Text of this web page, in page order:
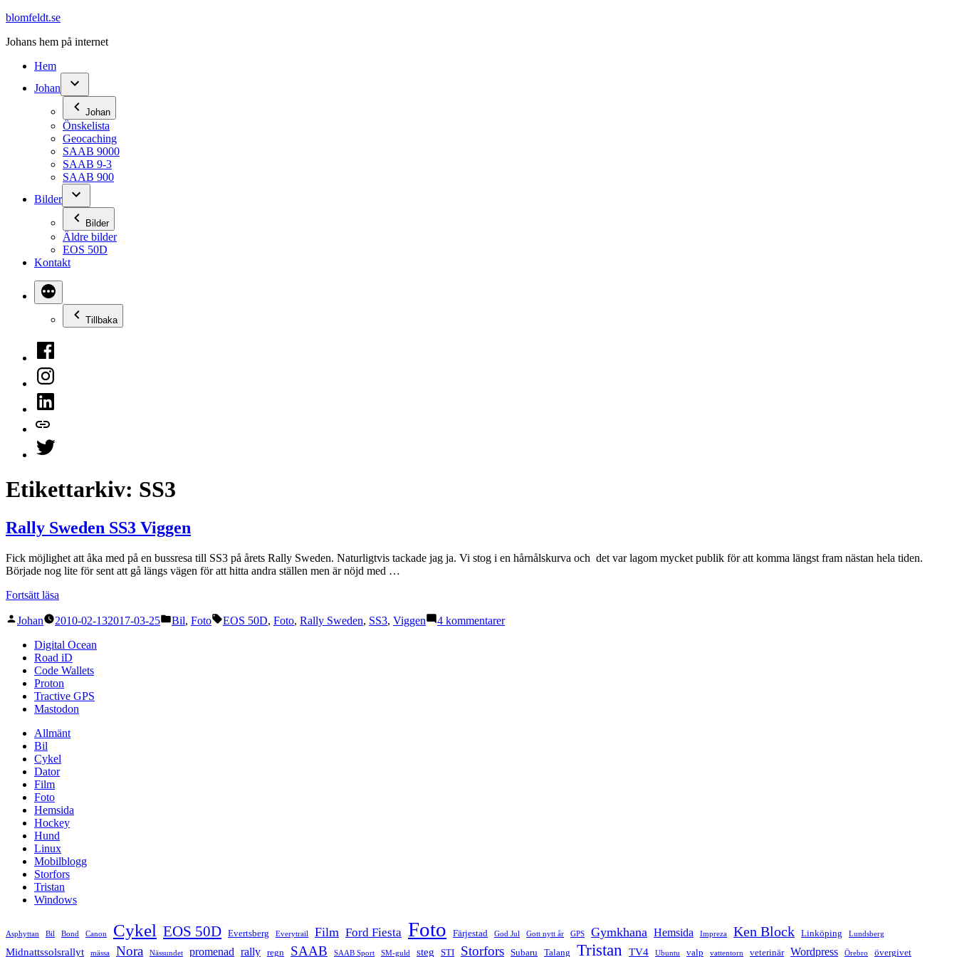
Hoppa
innehåll
blomfeldt.se
Johans hem på internet
Hem
Johan
Johan
Önskelista
Geocaching
SAAB 9000
SAAB 9-3
SAAB 900
Bilder
Bilder
Äldre bilder
EOS 50D
Kontakt
Tillbaka
Facebook
Instagram
LinkedIn
Mastodon
Twitter
Etikettarkiv: SS3
Rally Sweden SS3 Viggen
Fick möjlighet att åka med på en bussresa till SS3 på årets Rally Sweden. Naturligtvis tackade jag ja. Vi stog i en hårnålskurva och det var lagom mycket publik för att komma längst fram nästan hela tiden.
Började nog lite för sent att gå längs vägen för att hitta andra ställen men är nöjd med …
Fortsätt läsa
SS3
Publicerat
Johan 2010-02-132017-03-25
Publicerat
Bil, Foto Etiketter:
EOS 50D, Foto, Rally Sweden, SS3, Viggen 4 kommentarertill
Digital Ocean
Road iD
Code Wallets
Proton
Tractive GPS
Mastodon
Allmänt
Bil
Cykel
Dator
Film
Foto
Hemsida
Hockey
Hund
Linux
Mobilblogg
Storfors
Tristan
Windows
Asphyttan Bil Bond Canon Cykel EOS 50D Evertsberg Everytrail Film Ford Fiesta Foto Färjestad God Jul Gott nytt år GPS Gymkhana Hemsida Impreza Ken Block Linköping Lundsberg
Midnattssolsrallyt mässa Nora Nässundet promenad rally regn SAAB SAAB Sport SM-guld steg STI Storfors Subaru Talang Tristan TV4 Ubuntu valp vattentorn veterinär Wordpress Örebro övergivet